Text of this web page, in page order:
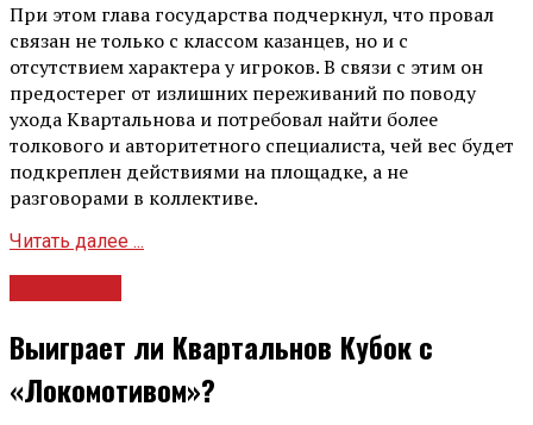
При этом глава государства подчеркнул, что провал
связан не только с классом казанцев, но и с
отсутствием характера у игроков. В связи с этим он
предостерег от излишних переживаний по поводу
ухода Квартальнова и потребовал найти более
толкового и авторитетного специалиста, чей вес будет
подкреплен действиями на площадке, а не
разговорами в коллективе.
Читать далее ...
Выиграет ли Квартальнов Кубок с
«Локомотивом»?